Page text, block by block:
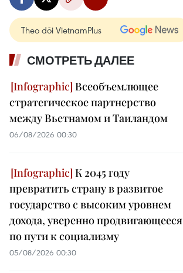
Theo dõi VietnamPlus
СМОТРЕТЬ ДАЛЕЕ
Всеобъемлющее
стратегическое партнерство
между Вьетнамом и Таиландом
06/08/2026 00:30
К 2045 году
превратить страну в развитое
государство с высоким уровнем
дохода, уверенно продвигающееся
по пути к социализму
05/08/2026 00:30